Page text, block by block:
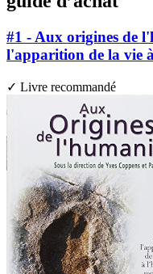
#1 - Aux origines de
l'apparition de la vie
✓ Livre recommandé